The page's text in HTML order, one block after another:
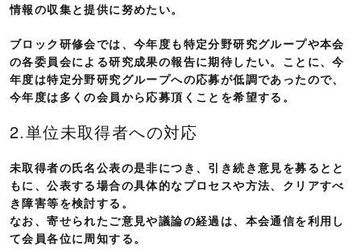
情報の収集と提供に努めたい。
ブロック研修会では、今年度も特定分野研究グループや本会
の各委員会による研究成果の報告に期待したい。ことに、今
年度は特定分野研究グループへの応募が低調であったので、
今年度は多くの会員から応募頂くことを希望する。
2.単位未取得者への対応
未取得者の氏名公表の是非につき、引き続き意見を募るとと
もに、公表する場合の具体的なプロセスや方法、クリアすべ
き障害等を検討する。
なお、寄せられたご意見や議論の経過は、本会通信を利用し
て会員各位に周知する。